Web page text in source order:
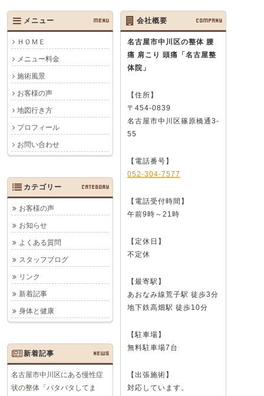
メニュー MENU
ＨＯＭＥ
メニュー料金
施術風景
お客様の声
地図行き方
プロフィール
お問い合わせ
会社概要 COMPANY
名古屋市中川区の整体 腰
痛 肩こり 頭痛 「名古屋整
体院」
【住所】
〒454-0839
名古屋市中川区篠原橋通3-
55
【電話番号】
052-304-7577
【電話受付時間】
午前9時～21時
【定休日】
不定休
【最寄駅】
あおなみ線荒子駅 徒歩3分
地下鉄高畑駅 徒歩10分
【駐車場】
無料駐車場7台
【出張施術】
対応しています。
カテゴリー CATEGORY
お客様の声
お知らせ
よくある質問
スタッフブログ
リンク
新着記事
身体と健康
新着記事 NEWS
名古屋市中川区にある慢性症
状の整体「バタバタしてま